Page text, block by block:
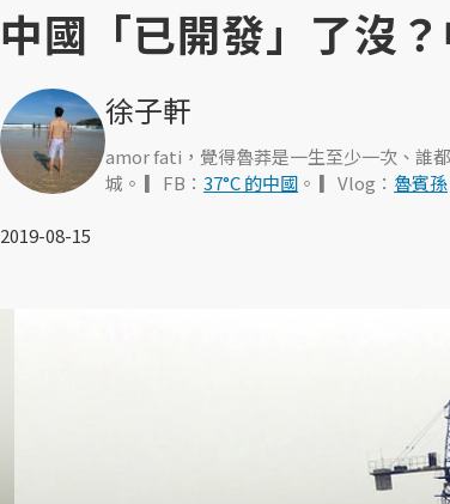
中國「已開發」了沒
徐子軒
amor fati，覺得魯莽是一生至少一次、誰
城。 ▎FB： 37°C 的中國 。 ▎Vlog： 魯賓孫
2019-08-15